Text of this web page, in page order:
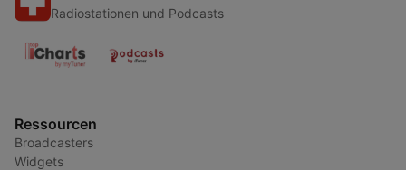
Radiostationen und Podcasts
Ressourcen
Broadcasters
Widgets